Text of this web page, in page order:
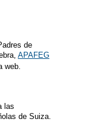
de
APAFEG
web.
las
de Suiza.